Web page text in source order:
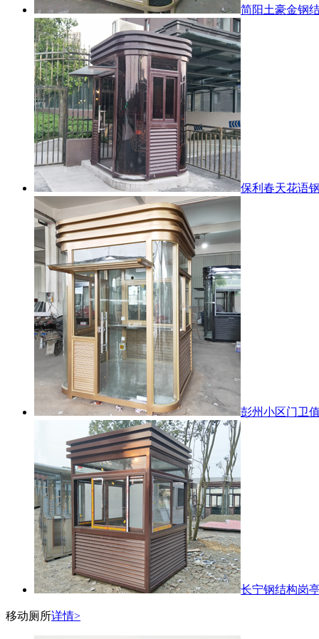
简阳土豪金钢
保利春天花语
彭州小区门卫
长宁钢结构岗亭
移动厕所详情>